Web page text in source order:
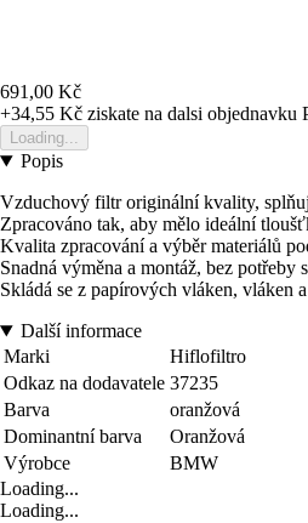
691,00 Kč
+34,55 Kč ziskate na dalsi objednavku
Loading...
Popis
Vzduchový filtr originální kvality,
Zpracováno tak, aby mělo ideální
Kvalita zpracování a výběr materiálů
Snadná výměna a montáž, bez potřeby
Skládá se z papírových vláken, vláken
Další informace
Marki
Hiflofiltro
Odkaz na dodavatele 37235
Barva
oranžová
Dominantní barva
Oranžová
Výrobce
BMW
Loading...
Loading...